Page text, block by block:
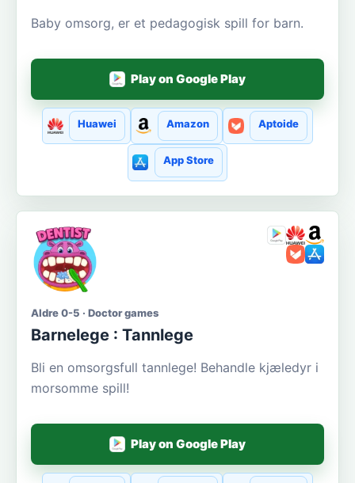
Baby omsorg, er et pedagogisk spill for barn.
Play on Google Play
Huawei Amazon Aptoide
App Store
Aldre 0-5 · Doctor games
Barnelege : Tannlege
Bli en omsorgsfull tannlege! Behandle kjæledyr i
morsomme spill!
Play on Google Play